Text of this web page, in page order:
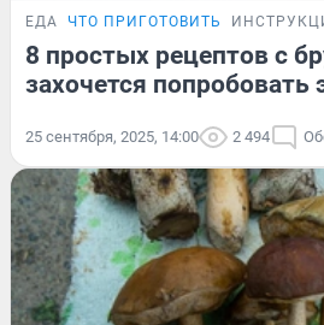
ЕДА ЧТО ПРИГОТОВИТЬ
8 простых рецептов с
захочется попробовать
25 сентября, 2025, 14:00 2 494